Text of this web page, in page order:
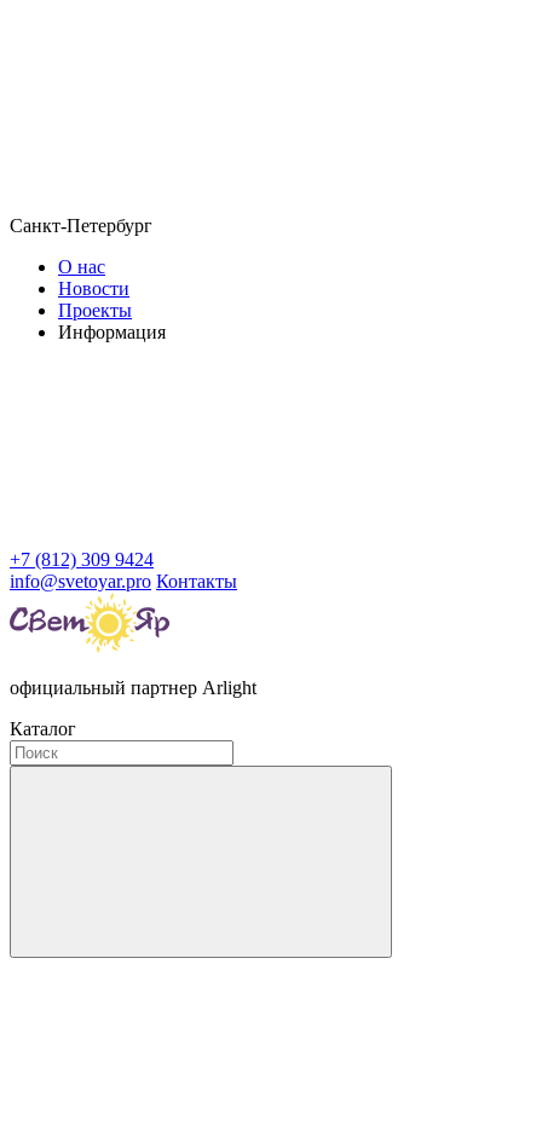
Санкт-Петербург
О нас
Новости
Проекты
Информация
+7 (812) 309 9424
info@svetoyar.pro Контакты
официальный партнер Arlight
Каталог